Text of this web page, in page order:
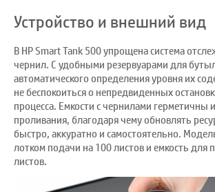
Устройство и внешний вид
В HP Smart Tank 500 упрощена система
чернил. С удобными резервуарами для
автоматического определения уровня их
не беспокоиться о непредвиденных
процесса. Емкости с чернилами герметичны
проливания, благодаря чему обновлять
быстро, аккуратно и самостоятельно.
лотком подачи на 100 листов и емкость для
листов.